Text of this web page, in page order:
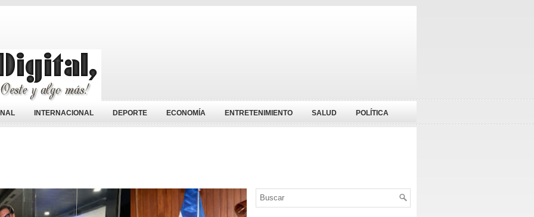
INTERNACIONAL DEPORTE ECONOMÍA ENTRETENIMIENTO SALUD POLÍTICA